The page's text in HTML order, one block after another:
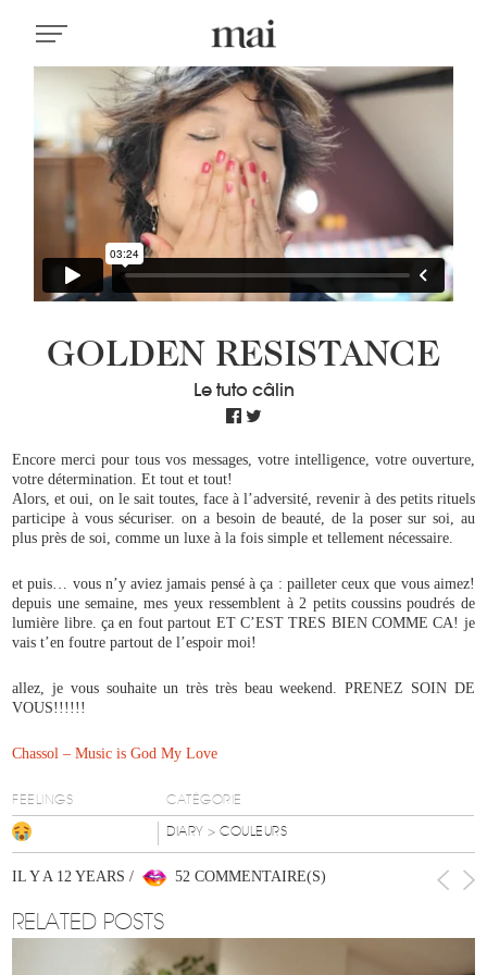
GOLDEN RESISTANCE
Le tuto câlin
Encore merci pour tous vos messages, votre intelligence, votre ouverture,
votre détermination. Et tout et tout!
Alors, et oui, on le sait toutes, face à l’adversité, revenir à des petits rituels
participe à vous sécuriser. on a besoin de beauté, de la poser sur soi, au
plus près de soi, comme un luxe à la fois simple et tellement nécessaire.
et puis… vous n’y aviez jamais pensé à ça : pailleter ceux que vous aimez!
depuis une semaine, mes yeux ressemblent à 2 petits coussins poudrés de
lumière libre. ça en fout partout ET C’EST TRES BIEN COMME CA! je
vais t’en foutre partout de l’espoir moi!
allez, je vous souhaite un très très beau weekend. PRENEZ SOIN DE
VOUS!!!!!!
Chassol – Music is God My Love
FEELINGS CATÉGORIE
DIARY> COULEURS
IL Y A 12 YEARS / 52 COMMENTAIRE(S)
RELATED POSTS